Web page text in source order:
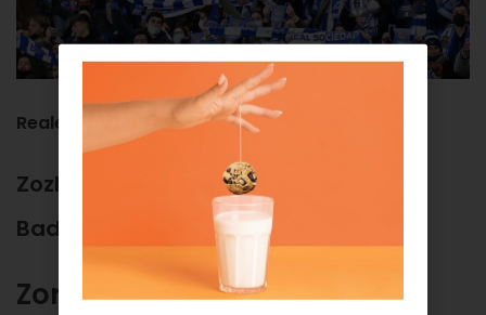
Reale Arena - maiatzaren 22an, 22:00etan
Zozketa hau bukatu da.
Baditugu irabazleak!
Zorionak!